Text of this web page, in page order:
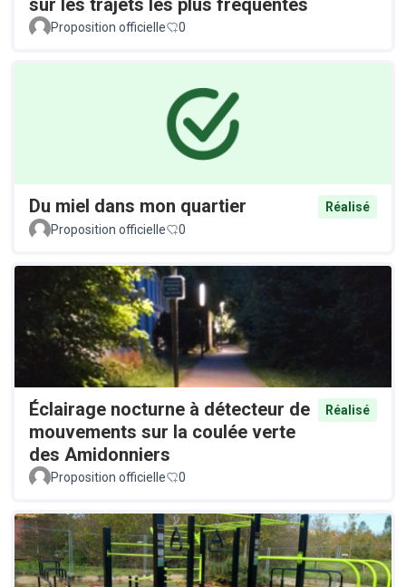
sur les trajets les plus fréquentés
Proposition officielle 0
Du miel dans mon quartier
Réalisé
Proposition officielle
0
Éclairage nocturne à détecteur de
mouvements sur la coulée verte
des Amidonniers
Réalisé
Proposition officielle 0